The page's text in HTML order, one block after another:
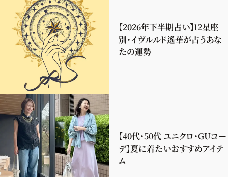
【2026年下半期占い】12星座
別・イヴルルド遙華が占うあな
たの運勢
【40代・50代 ユニクロ・GUコー
デ】夏に着たいおすすめアイテ
ム